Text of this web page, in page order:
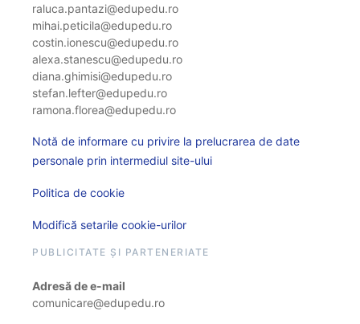
raluca.pantazi@edupedu.ro
mihai.peticila@edupedu.ro
costin.ionescu@edupedu.ro
alexa.stanescu@edupedu.ro
diana.ghimisi@edupedu.ro
stefan.lefter@edupedu.ro
ramona.florea@edupedu.ro
Notă de informare cu privire la prelucrarea de date
personale prin intermediul site-ului
Politica de cookie
Modifică setarile cookie-urilor
PUBLICITATE ȘI PARTENERIATE
Adresă de e-mail
comunicare@edupedu.ro